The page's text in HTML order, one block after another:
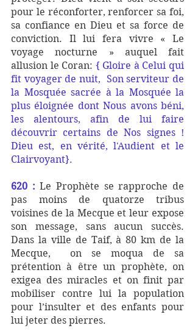
pour le réconforter, renforcer sa foi,
sa confiance en Dieu et sa force de
conviction. Il lui fera vivre « Le
voyage nocturne » auquel fait
allusion le Coran: { Gloire à Celui qui
fit voyager de nuit,  Son serviteur de
la Mosquée sacrée à la Mosquée la
plus éloignée dont Nous avons béni,
les alentours, afin de lui faire
découvrir certains de Nos signes !
Dieu est, en vérité, l'Audient et le
Clairvoyant}.
620 : Le Prophète se rapproche de
pas moins de quatorze tribus
voisines de la Mecque et leur expose
son message, sans aucun succès.
Dans la ville de Taif, à 80 km de la
Mecque,  on se moqua de sa
prétention à être un prophète, on
exigea des miracles et on finit par
mobiliser contre lui la population
pour l’insulter et des enfants pour
lui jeter des pierres.